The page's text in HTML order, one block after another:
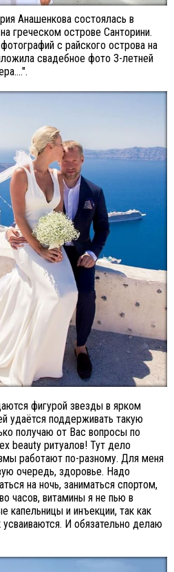
Анашенкова состоялась в
греческом острове Санторини.
с райского острова на
свадебное фото 3-летней
фигурой звезды в ярком
удаётся поддерживать такую
получаю от Вас вопросы по
beauty ритуалов! Тут дело
работают по-разному. Для меня
очередь, здоровье. Надо
на ночь, заниматься спортом,
часов, витамины я не пью в
капельницы и инъекции, так как
И обязательно делаю